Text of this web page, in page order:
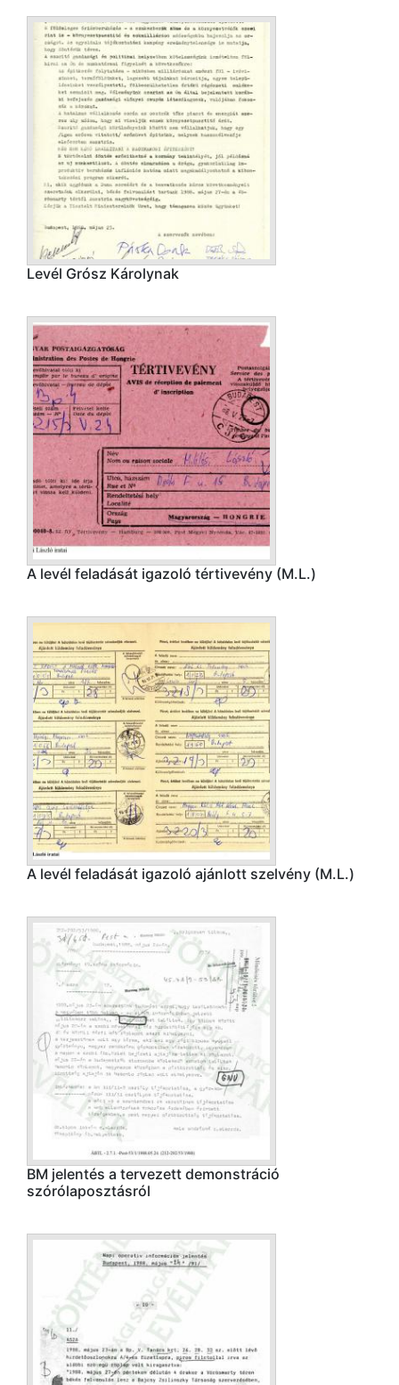
Levél Grósz Károlynak
A levél feladását igazoló tértivevény (M.L.)
A levél feladását igazoló ajánlott szelvény (M.L.)
BM jelentés a tervezett demonstráció
szórólaposztásról